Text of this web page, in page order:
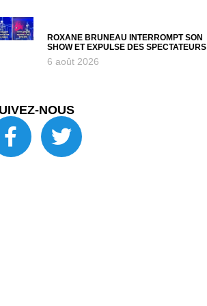
ROXANE BRUNEAU INTERROMPT SON
SHOW ET EXPULSE DES SPECTATEURS
6 août 2026
NOUS